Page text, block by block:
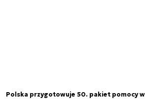
Polska przygotowuje 50. pakiet pomocy